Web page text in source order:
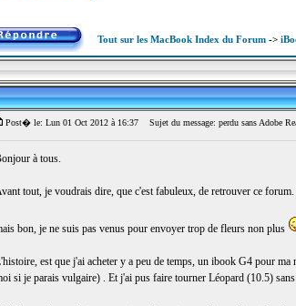
Tout sur les MacBook Index du Forum->
Post� le: Lun 01 Oct 2012 à 16:37 Sujet du message: perdu sans Adobe
à tous.
tout, je voudrais dire, que c'est fabuleux, de retrouver ce
bon, je ne suis pas venus pour envoyer trop de fleurs non plus
est que j'ai acheter y a peu de temps, un ibook G4 pour
si je parais vulgaire) . Et j'ai pus faire tourner Léopard (10.5)